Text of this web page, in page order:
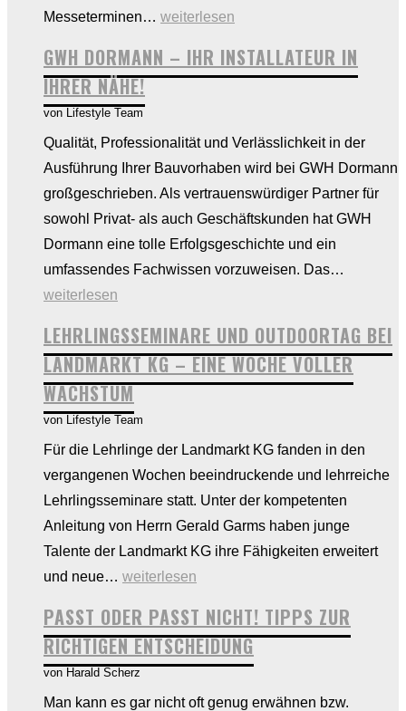
Messeterminen… BUK.li:
oder
weiterlesen
GWH DORMANN – IHR INSTALLATEUR IN
IHRER NÄHE!
von Lifestyle Team
Qualität, Professionalität und Verlässlichkeit in der
Ausführung Ihrer Bauvorhaben wird bei GWH Dormann
großgeschrieben. Als vertrauenswürdiger Partner für
sowohl Privat- als auch Geschäftskunden hat GWH
Dormann eine tolle Erfolgsgeschichte und ein
umfassendes Fachwissen vorzuweisen. Das…
Ihr
Nähe!
weiterlesen
LEHRLINGSSEMINARE UND OUTDOORTAG BEI
LANDMARKT KG – EINE WOCHE VOLLER
WACHSTUM
von Lifestyle Team
Für die Lehrlinge der Landmarkt KG fanden in den
vergangenen Wochen beeindruckende und lehrreiche
Lehrlingsseminare statt. Unter der kompetenten
Anleitung von Herrn Gerald Garms haben junge
Talente der Landmarkt KG ihre Fähigkeiten erweitert
und neue… Lehrlingsseminare
Outdoortag
bei
Landmarkt
KG
weiterlesen
PASST ODER PASST NICHT! TIPPS ZUR
RICHTIGEN ENTSCHEIDUNG
von Harald Scherz
Man kann es gar nicht oft genug erwähnen bzw.